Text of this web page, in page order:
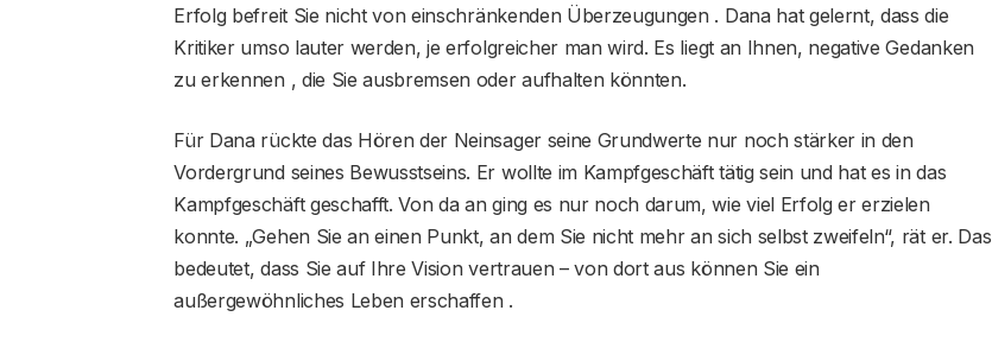
Erfolg befreit Sie nicht von einschränkenden Überzeugungen . Dana hat gelernt, dass die
Kritiker umso lauter werden, je erfolgreicher man wird. Es liegt an Ihnen, negative Gedanken
zu erkennen , die Sie ausbremsen oder aufhalten könnten.
Für Dana rückte das Hören der Neinsager seine Grundwerte nur noch stärker in den
Vordergrund seines Bewusstseins. Er wollte im Kampfgeschäft tätig sein und hat es in das
Kampfgeschäft geschafft. Von da an ging es nur noch darum, wie viel Erfolg er erzielen
konnte. „Gehen Sie an einen Punkt, an dem Sie nicht mehr an sich selbst zweifeln“, rät er. Das
bedeutet, dass Sie auf Ihre Vision vertrauen – von dort aus können Sie ein
außergewöhnliches Leben erschaffen .